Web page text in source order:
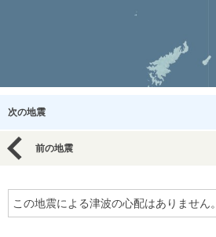
次の地震
前の地震
この地震による津波の心配はありません。